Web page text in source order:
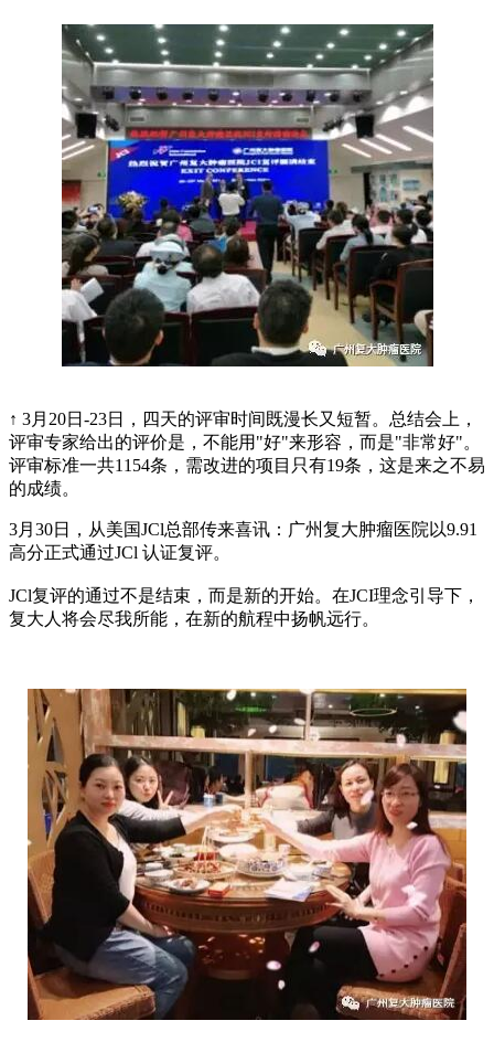
↑ 3月20日-23日，四天的评审时间既漫长又短暂。总结会上，
评审专家给出的评价是，不能用"好"来形容，而是"非常好"。
评审标准一共1154条，需改进的项目只有19条，这是来之不易
的成绩。
3月30日，从美国JCl总部传来喜讯：广州复大肿瘤医院以9.91
高分正式通过JCl 认证复评。
JCl复评的通过不是结束，而是新的开始。在JCI理念引导下，
复大人将会尽我所能，在新的航程中扬帆远行。